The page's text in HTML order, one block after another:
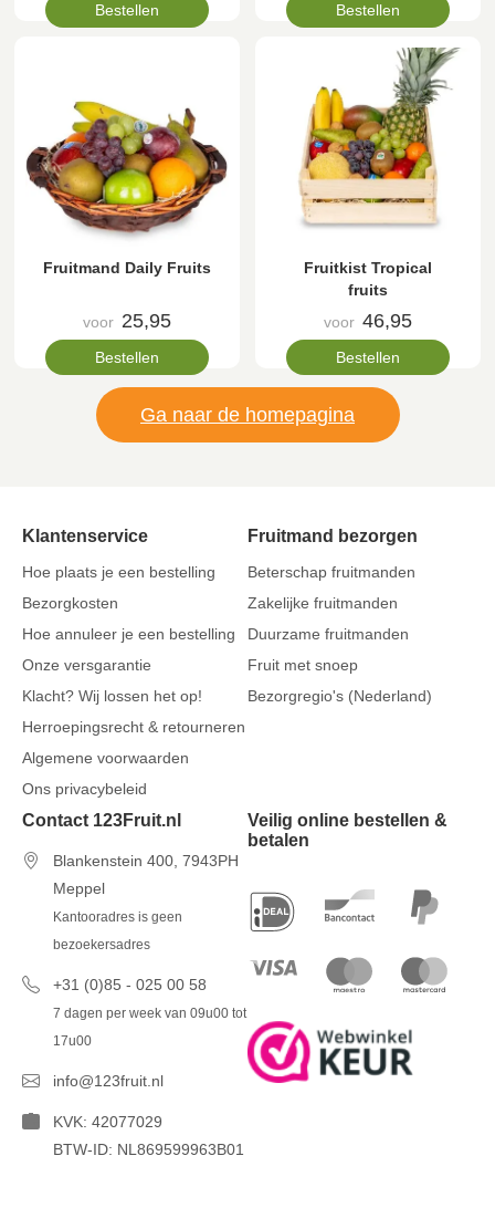
Bestellen Bestellen
Fruitmand Daily Fruits
voor 25,95
Bestellen
Fruitkist Tropical
fruits
voor 46,95
Bestellen
Ga naar de homepagina
Klantenservice
Hoe plaats je een bestelling
Bezorgkosten
Hoe annuleer je een bestelling
Onze versgarantie
Klacht? Wij lossen het op!
Herroepingsrecht & retourneren
Algemene voorwaarden
Ons privacybeleid
Fruitmand bezorgen
Beterschap fruitmanden
Zakelijke fruitmanden
Duurzame fruitmanden
Fruit met snoep
Bezorgregio's (Nederland)
Contact 123Fruit.nl
Blankenstein 400, 7943PH
Meppel
Kantooradres is geen
bezoekersadres
+31 (0)85 - 025 00 58
7 dagen per week van 09u00 tot
17u00
info@123fruit.nl
KVK: 42077029
BTW-ID: NL869599963B01
Veilig online bestellen &
betalen